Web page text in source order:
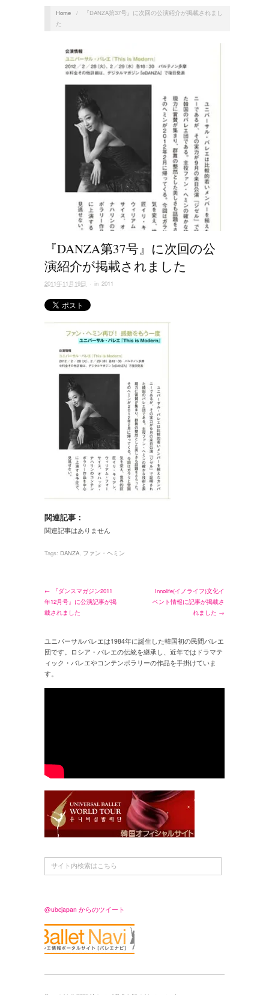
Home /
『DANZA第37号』に次回の公演紹介が掲載されまし
た
『DANZA第37号』に次回の公
演紹介が掲載されました
2011年11月19日 · in 2011
関連記事：
関連記事はありません
Tags: DANZA ファン・ヘミン
← 『ダンスマガジン2011
年12月号』に公演記事が掲
載されました
Innolife(イノライフ)文化イ
ベント情報に記事が掲載さ
れました →
ユニバーサルバレエは1984年に誕生した韓国初の民間バレエ
団です。ロシア・バレエの伝統を継承し、近年ではドラマテ
ィック・バレエやコンテンポラリーの作品を手掛けていま
す。
@ubcjapan からのツイート